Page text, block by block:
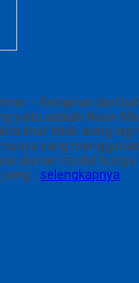
– Kerajinan dari
yaitu adalah Nisan
lihat tidak asing
yang
ukuran model
selengkapnya